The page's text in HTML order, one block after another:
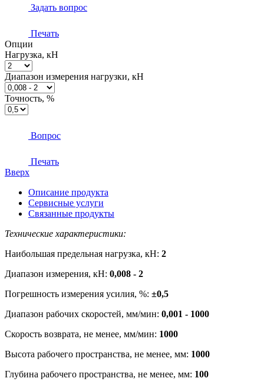
Задать вопрос
Печать
Опции
Нагрузка, кН
Диапазон измерения нагрузки, кН
Точность, %
Вопрос
Печать
Вверх
Описание продукта
Сервисные услуги
Связанные продукты
Технические характеристики:
Наибольшая предельная нагрузка, кН: 2
Диапазон измерения, кН: 0,008 - 2
Погрешность измерения усилия, %: ±0,5
Диапазон рабочих скоростей, мм/мин: 0,001 - 1000
Скорость возврата, не менее, мм/мин: 1000
Высота рабочего пространства, не менее, мм: 1000
Глубина рабочего пространства, не менее, мм: 100